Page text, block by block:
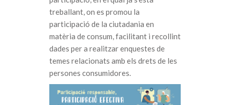
treballant, on es promou la
participació de la ciutadania en
matèria de consum, facilitant i recollint
dades per a realitzar enquestes de
temes relacionats amb els drets de les
persones consumidores.